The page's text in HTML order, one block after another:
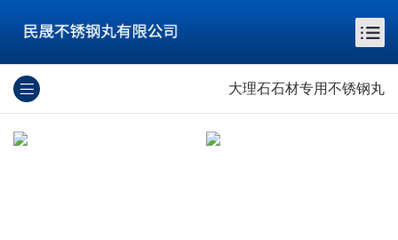
大理石石材专用不锈钢丸